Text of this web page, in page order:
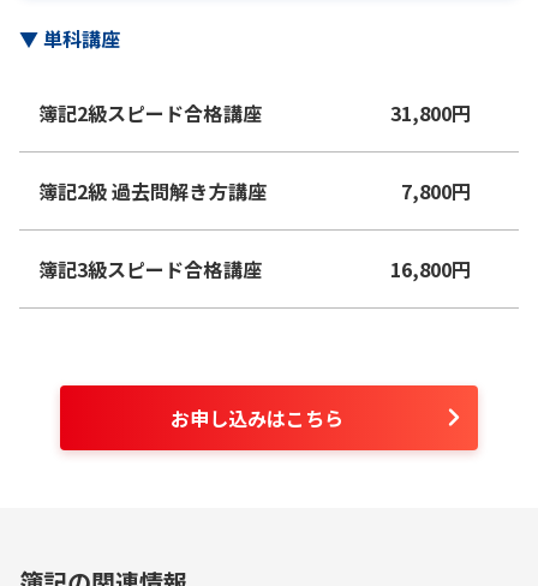
▼単科講座
簿記2級スピード合格講座 31,800円
簿記2級 過去問解き方講座 7,800円
簿記3級スピード合格講座 16,800円
お申し込みはこちら